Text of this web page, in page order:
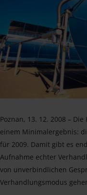
Poznan, 13. 12. 2008 –
einem Minimalergebnis:
für 2009. Damit gibt es
Aufnahme echter
von unverbindlichen
Verhandlungsmodus